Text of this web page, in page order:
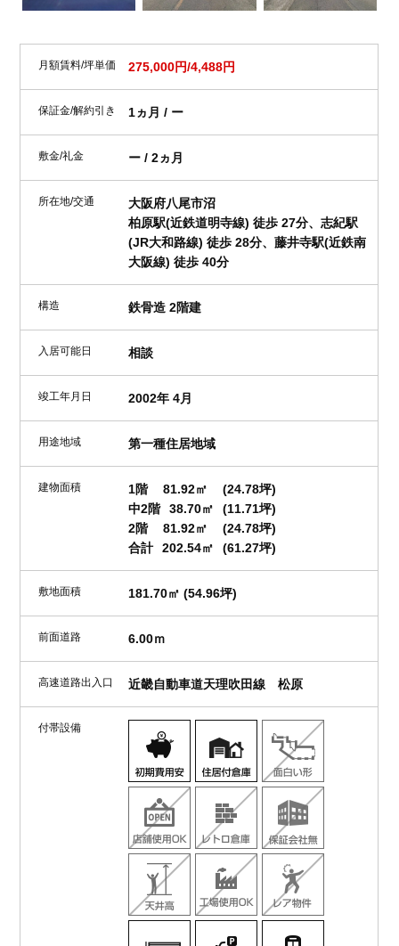
月額賃料/坪単価 275,000円/4,488円
保証金/解約引き 1ヵ月 / ー
敷金/礼金 ー / 2ヵ月
所在地/交通
大阪府八尾市沼
柏原駅(近鉄道明寺線) 徒歩 27分、志紀駅
(JR大和路線) 徒歩 28分、藤井寺駅(近鉄南
大阪線) 徒歩 40分
構造 鉄骨造 2階建
入居可能日 相談
竣工年月日 2002年 4月
用途地域 第一種住居地域
建物面積 1階 81.92㎡
(24.78坪)
中2階
38.70㎡
(11.71坪)
2階
81.92㎡
(24.78坪)
合計
202.54㎡ (61.27坪)
敷地面積 181.70㎡ (54.96坪)
前面道路 6.00ｍ
高速道路出入口 近畿自動車道天理吹田線 松原
付帯設備